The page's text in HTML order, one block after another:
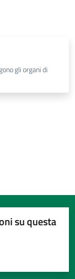
gli organi di
su questa